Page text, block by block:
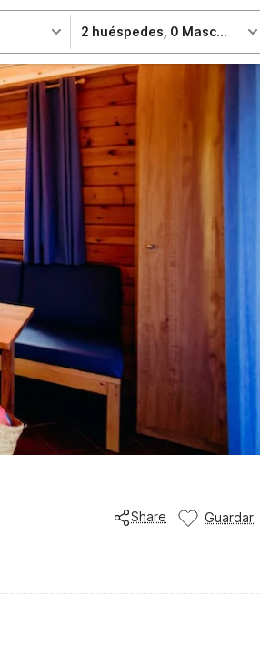
2 huéspedes 0 Mascotas
Share Guardar